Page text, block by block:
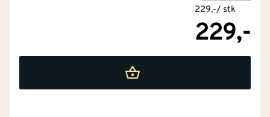
229,-/ stk
229,-